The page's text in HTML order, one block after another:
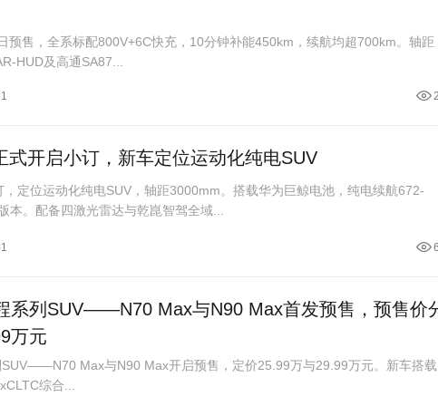
预售，全系标配800V+6C快充，10分钟补能450km，续航均超700km。轴距
HUD及高通SA87...
式开启小订，新车定位运动化纯电SUV
，定位运动化纯电SUV，轴距3000mm。搭载华为巨鲸电池，纯电续航672-
本。配备四激光雷达与乾崑智驾全域...
系列SUV——N70 Max与N90 Max首发预售，预售价
万元
Max与N90 Max开启预售，定价25.99万与29.99万元。新车搭
综合...